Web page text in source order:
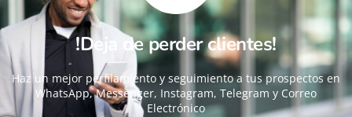
!Deja de perder clientes!
Haz un mejor perfilamiento y seguimiento a tus prospectos en
WhatsApp, Messenger, Instagram, Telegram y Correo
Electrónico